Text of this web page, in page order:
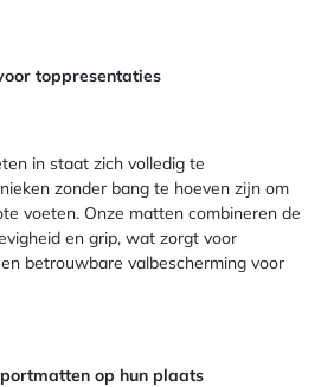
toppresentaties
in staat zich volledig te
zonder bang te hoeven zijn om
voeten. Onze matten combineren de
en grip, wat zorgt voor
betrouwbare valbescherming voor
op hun plaats